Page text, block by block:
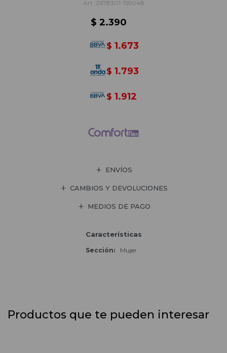
2678301-159048
$ 2.390
$ 1.673
$ 1.793
$ 1.912
ENVÍOS
CAMBIOS Y DEVOLUCIONES
MEDIOS DE PAGO
Características
Sección Mujer
Productos que te pueden interesar